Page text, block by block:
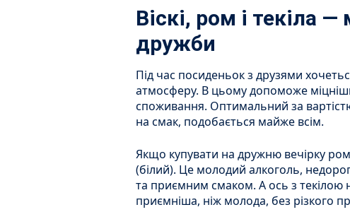
Віскі, ром і текіла
дружби
Під час посиденьок з друзями
атмосферу. В цьому допоможе
споживання. Оптимальний за
на смак, подобається майже всім.
Якщо купувати на дружню вечірку
(білий). Це молодий алкоголь,
та приємним смаком. А ось з
приємніша, ніж молода, без різкого